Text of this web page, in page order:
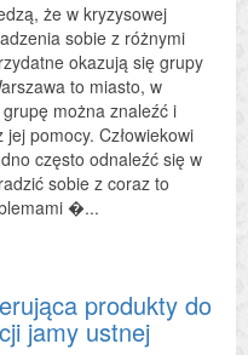
że w kryzysowej
sobie z różnymi
okazują się grupy
to miasto, w
można znaleźć i
jej pomocy. Człowiekowi
często odnaleźć się w
sobie z coraz to
�...
produkty do
jamy ustnej